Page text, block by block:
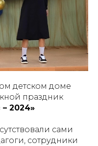
детском доме
праздник
2024»
сами
сотрудники